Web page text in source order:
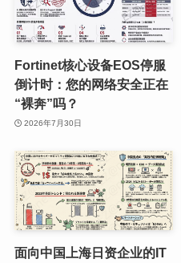
Fortinet核心设备EOS停服
倒计时：您的网络安全正在
“裸奔”吗？
2026年7月30日
面向中国上海日资企业的IT